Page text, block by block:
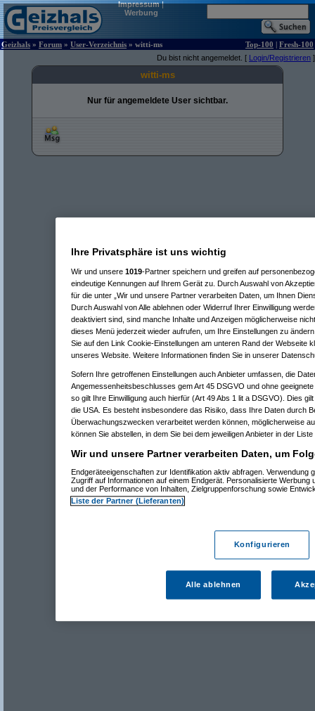
Impressum|
Werbung
Geizhals » Forum » User-Verzeichnis » witti-ms Top-100 | Fresh-100
Du bist nicht angemeldet. [ Login/Registrieren ]
witti-ms
Nur für angemeldete User sichtbar.
Ihre Privatsphäre ist uns wichtig
Wir und unsere 1019-Partner speichern und greifen auf
eindeutige Kennungen auf Ihrem Gerät zu. Durch Auswahl von
für die unter „Wir und unsere Partner verarbeiten Daten, um Ihnen
Durch Auswahl von Alle ablehnen oder Widerruf Ihrer Einwilligung
deaktiviert sind, sind manche Inhalte und Anzeigen möglicherweise
dieses Menü jederzeit wieder aufrufen, um Ihre Einstellungen zu
Sie auf den Link Cookie-Einstellungen am unteren Rand der Webseite
unseres Website. Weitere Informationen finden Sie in unserer
Sofern Ihre getroffenen Einstellungen auch Anbieter umfassen, die
Angemessenheitsbeschlusses gem Art 45 DSGVO und ohne
so gilt Ihre Einwilligung auch hierfür (Art 49 Abs 1 lit a DSGVO). Dies
die USA. Es besteht insbesondere das Risiko, dass Ihre Daten durch
Überwachungszwecken verarbeitet werden können, möglicherweise
können Sie abstellen, in dem Sie bei dem jeweiligen Anbieter in der
Wir und unsere Partner verarbeiten Daten, um
Endgeräteeigenschaften zur Identifikation aktiv abfragen. Verwendung
Zugriff auf Informationen auf einem Endgerät. Personalisierte Werbung
und der Performance von Inhalten, Zielgruppenforschung sowie
Liste der Partner (Lieferanten)
Konfigurieren
Alle ablehnen